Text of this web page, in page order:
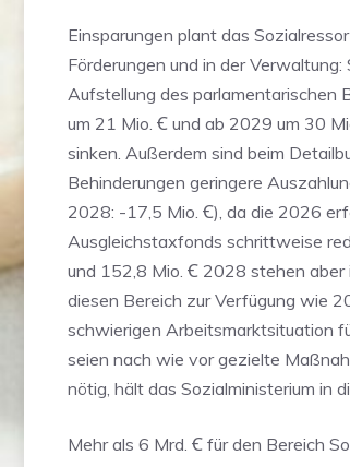
Einsparungen plant das
Förderungen und in der
Aufstellung des parlamentarischen
um 21 Mio. Ꞓ und ab 2029 um 30
sinken. Außerdem sind beim
Behinderungen geringere
2028: -17,5 Mio. Ꞓ), da die 2026
Ausgleichstaxfonds schrittweise
und 152,8 Mio. Ꞓ 2028 stehen
diesen Bereich zur Verfügung wie
schwierigen Arbeitsmarktsituation
seien nach wie vor gezielte
nötig, hält das Sozialministerium in
Mehr als 6 Mrd. Ꞓ für den Bereich